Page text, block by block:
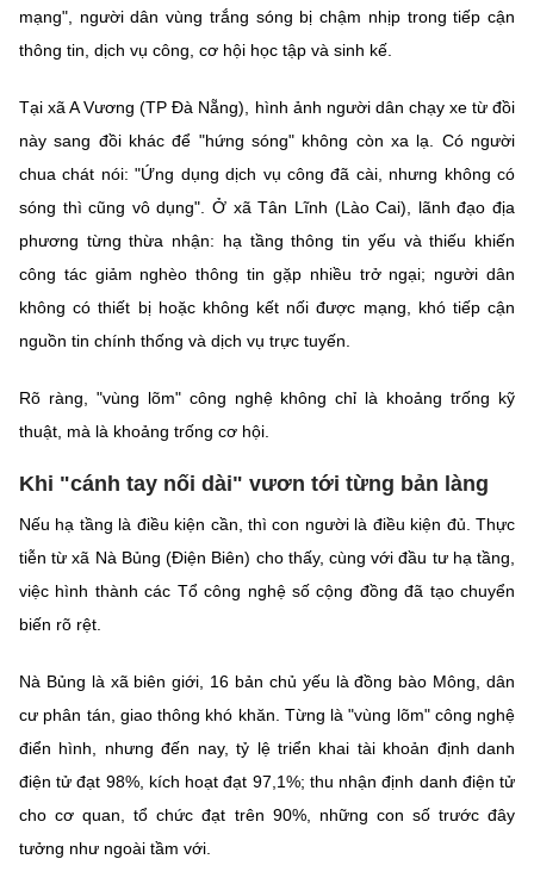
Địa chỉ: Ban Biên tập Cổng TTĐT - 18 Nguyễn Du, TP. Hà Nội
Điện thoại: 024 3936 9506
(Ghi rõ nguồn "https://mst.gov.vn" khi phát hành lại thông tin từ
website này)
mạng", người dân vùng trắng sóng bị chậm nhịp trong tiếp cận
thông tin, dịch vụ công, cơ hội học tập và sinh kế.
Tại xã A Vương (TP Đà Nẵng), hình ảnh người dân chạy xe từ đồi
này sang đồi khác để "hứng sóng" không còn xa lạ. Có người
chua chát nói: "Ứng dụng dịch vụ công đã cài, nhưng không có
sóng thì cũng vô dụng". Ở xã Tân Lĩnh (Lào Cai), lãnh đạo địa
phương từng thừa nhận: hạ tầng thông tin yếu và thiếu khiến
công tác giảm nghèo thông tin gặp nhiều trở ngại; người dân
không có thiết bị hoặc không kết nối được mạng, khó tiếp cận
nguồn tin chính thống và dịch vụ trực tuyến.
Rõ ràng, "vùng lõm" công nghệ không chỉ là khoảng trống kỹ
thuật, mà là khoảng trống cơ hội.
Khi "cánh tay nối dài" vươn tới từng bản làng
Nếu hạ tầng là điều kiện cần, thì con người là điều kiện đủ. Thực
tiễn từ xã Nà Bủng (Điện Biên) cho thấy, cùng với đầu tư hạ tầng,
việc hình thành các Tổ công nghệ số cộng đồng đã tạo chuyển
biến rõ rệt.
Nà Bủng là xã biên giới, 16 bản chủ yếu là đồng bào Mông, dân
cư phân tán, giao thông khó khăn. Từng là "vùng lõm" công nghệ
điển hình, nhưng đến nay, tỷ lệ triển khai tài khoản định danh
điện tử đạt 98%, kích hoạt đạt 97,1%; thu nhận định danh điện tử
cho cơ quan, tổ chức đạt trên 90%, những con số trước đây
tưởng như ngoài tầm với.